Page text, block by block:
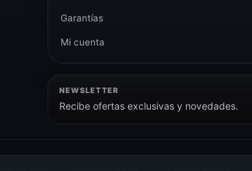
Garantías
Mi cuenta
NEWSLETTER
Recibe ofertas exclusivas y novedades.